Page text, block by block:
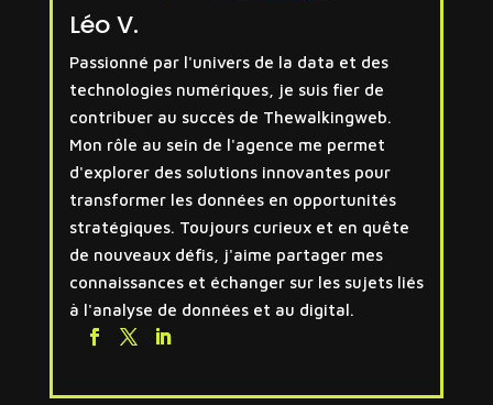
Léo V.
Passionné par l'univers de la data et des
technologies numériques, je suis fier de
contribuer au succès de Thewalkingweb.
Mon rôle au sein de l'agence me permet
d'explorer des solutions innovantes pour
transformer les données en opportunités
stratégiques. Toujours curieux et en quête
de nouveaux défis, j'aime partager mes
connaissances et échanger sur les sujets liés
à l'analyse de données et au digital.